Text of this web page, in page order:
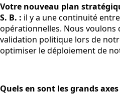
Votre nouveau plan
S. B. : il y a une continuité
opérationnelles. Nous voulons
validation politique lors de
optimiser le déploiement de
Quels en sont les grands axes